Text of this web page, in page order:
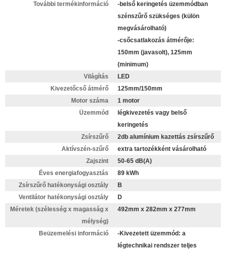
További termékinformáció
-belső keringetés üzemmódban
szénszűrő szükséges (külön
megvásárolható)
-csőcsatlakozás átmérője:
150mm (javasolt), 125mm
(minimum)
Világítás
LED
Kivezetőcső átmérő
125mm/150mm
Motor száma
1 motor
Üzemmód
légkivezetés vagy belső
keringetés
Zsírszűrő
2db alumínium kazettás zsírszűrő
Aktívszén-szűrő
extra tartozékként vásárolható
Zajszint
50-65 dB(A)
Éves energiafogyasztás
89 kWh
Zsírszűrő hatékonysági osztály
B
Ventilátor hatékonysági osztály
D
Méretek (szélesség x magasság x
mélység)
492mm x 282mm x 277mm
Beüzemelési információ
-Kivezetett üzemmód: a
légtechnikai rendszer teljes